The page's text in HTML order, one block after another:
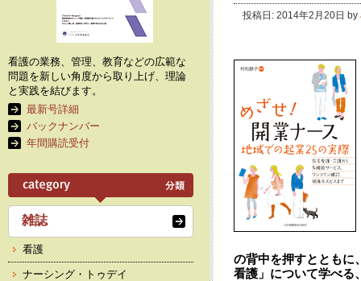
投稿日: 2014年2月20日 by
の背中を押すとともに
看護」について学べる
看護の業務、管理、教育などの広範な
問題を新しい角度から取り上げ、理論
と実践を結びます。
最新号詳細
バックナンバー
年間購読受付
雑誌
看護
ナーシング・トゥデイ